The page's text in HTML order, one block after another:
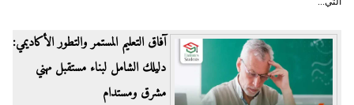
آفاق التعليم المستمر والتطور الأكاديمي:
دليلك الشامل لبناء مستقبل مهني
مشرق ومستدام